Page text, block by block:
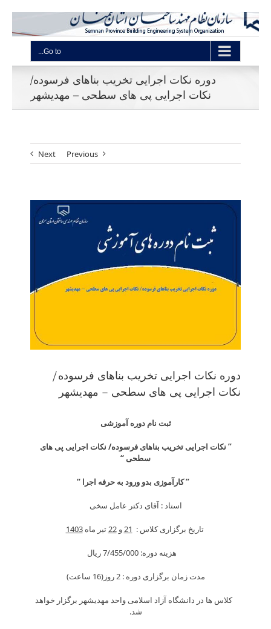
Go to...
دوره نکات اجرایی تخریب بناهای فرسوده/
نکات اجرایی پی های سطحی – مهدیشهر
Previous
Next
View
Larger
دوره نکات اجرایی تخریب بناهای فرسوده/
نکات اجرایی پی های سطحی – مهدیشهر
ثبت نام دوره آموزشی
” نکات اجرایی تخریب بناهای فرسوده/ نکات اجرایی پی های
سطحی “
” کارآموزی بدو ورود به حرفه اجرا “
استاد : آقای دکتر عامل سخی
تاریخ برگزاری کلاس : 21و22تیر ماه1403
هزینه دوره: 7/455/000 ريال
مدت زمان برگزاری دوره : 2 روز(16 ساعت)
کلاس ها در دانشگاه آزاد اسلامی واحد مهدیشهر برگزار خواهد
شد.